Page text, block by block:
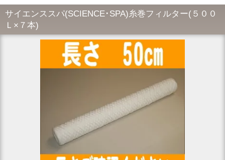
サイエンススパ(SCIENCE･SPA)糸巻フィルター(５００
Ｌ×７本)